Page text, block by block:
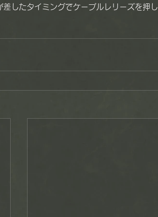
したタイミングでケーブルレリーズを押し